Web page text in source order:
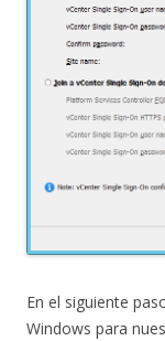
En el siguiente
Windows para